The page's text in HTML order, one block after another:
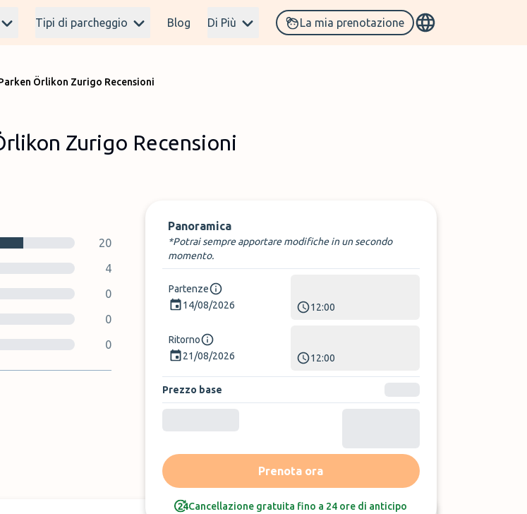
Tipi di parcheggio Blog Di Più La mia prenotazione
Örlikon Zurigo Recensioni
Zurigo Recensioni
20
4
0
0
0
Panoramica
*Potrai sempre apportare modifiche in un secondo
momento.
Partenze
14/08/2026
12:00
Ritorno
21/08/2026
12:00
Prezzo base
Prenota ora
Cancellazione gratuita fino a 24 ore di anticipo
Ultime recensioni